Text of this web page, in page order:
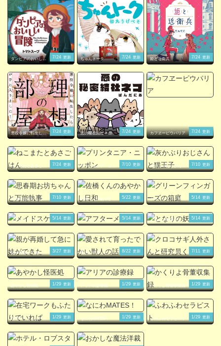
ダンピアのおいしい
冒険
7/24 更新 ちゅんトーク 7/24 更新 姫と近衛兵 7/24 更新
悪役令嬢に転生した
ら理想の部屋が手に
7/24 更新 悪の秘密結社ネコ 7/24 更新 カフヱーピウパリア 7/24 更新
ねこまたとあさごは
ん
7/24 更新
プリンタニア・ニッ
ポン
7/10 更新
灰かぶりおじさんと
猫王子
7/10 更新
思春期お坊ちゃんと
万能執事
7/10 更新
佐橋くんのあやかし
日和
5/22 更新
グリーンフィンガー
ズの箱庭
5/14 更新
メイドスケーター 5/14 更新 アフターメルヘン 5/14 更新 となりの妖怪さん 5/14 更新
親が再婚して急に妹
ができた
3/27 更新
愛されて育ったでか
い獣人の話
8/22 更新
クロコサギ人外さん
と研究員くん。
7/11 更新
あやかし怪医処 1/29 更新 アリアの診療録 1/29 更新 かくりよ骨董収集録 1/29 更新
在宅ワークもふたり
でいれば
1/29 更新 なにわMATES！ 1/29 更新 ふわふわセラピスト 1/29 更新